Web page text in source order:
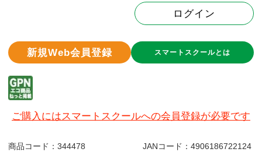
ログイン
新規Web会員登録 スマートスクールとは
ご購入にはスマートスクールへの会員登録が必要です
商品コード： 344478 JANコード： 4906186722124